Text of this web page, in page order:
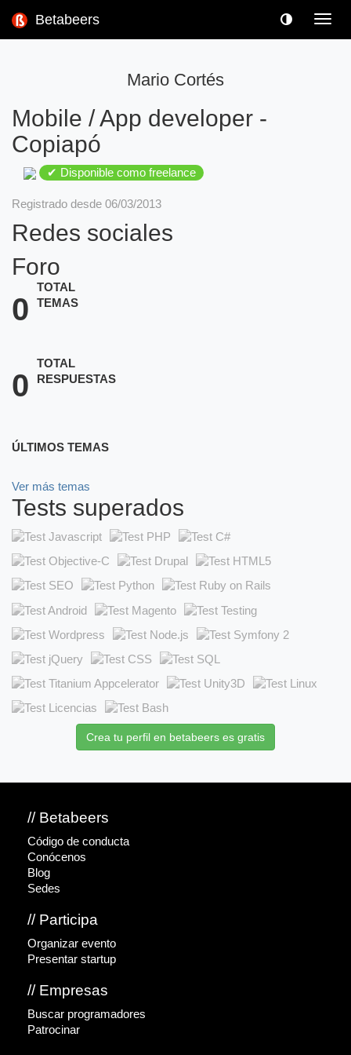
Betabeers
Mario Cortés
Mobile / App developer -
Copiapó
✔ Disponible como freelance
Registrado desde 06/03/2013
Redes sociales
Foro
0
TOTAL
TEMAS
0
TOTAL
RESPUESTAS
ÚLTIMOS TEMAS
Ver más temas
Tests superados
Crea tu perfil en betabeers es gratis
// Betabeers
Código de conducta
Conócenos
Blog
Sedes
// Participa
Organizar evento
Presentar startup
// Empresas
Buscar programadores
Patrocinar